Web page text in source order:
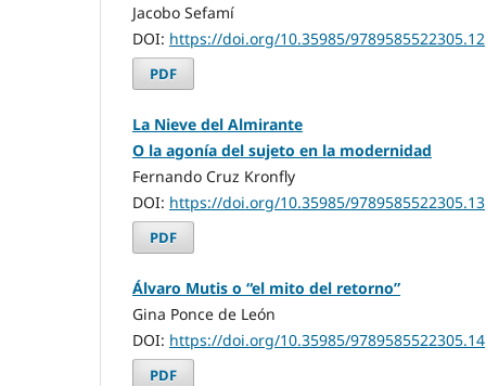
Jacobo Sefamí
DOI: https://doi.org/10.35985/9789585522305.12
PDF
La Nieve del Almirante
O la agonía del sujeto en la modernidad
Fernando Cruz Kronfly
DOI: https://doi.org/10.35985/9789585522305.13
PDF
Álvaro Mutis o “el mito del retorno”
Gina Ponce de León
DOI: https://doi.org/10.35985/9789585522305.14
PDF